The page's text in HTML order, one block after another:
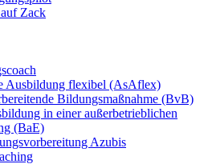
Zack
Ausbildung flexibel (AsAflex)
Bildungsmaßnahme (BvB)
in einer außerbetrieblichen
(BaE)
Azubis